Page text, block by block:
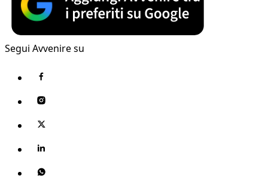
Segui Avvenire su